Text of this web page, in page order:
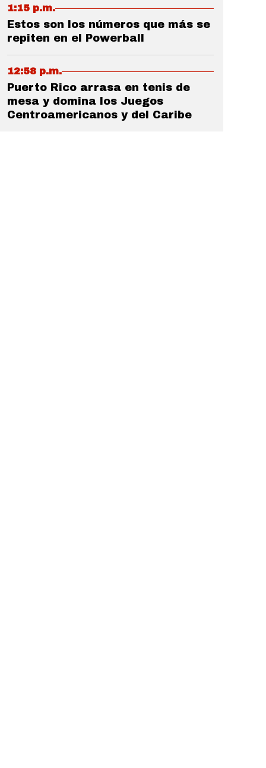
1:15 p.m.
Estos son los números que más se
repiten en el Powerball
12:58 p.m.
Puerto Rico arrasa en tenis de
mesa y domina los Juegos
Centroamericanos y del Caribe